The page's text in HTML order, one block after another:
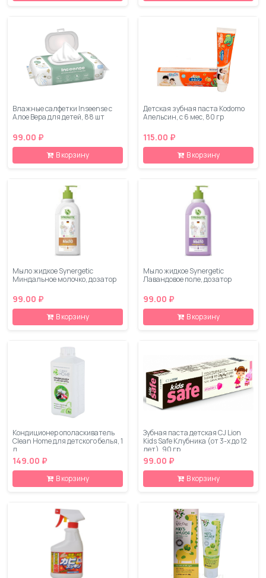
Влажные салфетки Inseense с
Алое Вера для детей, 88 шт
99.00 ₽
В корзину
Детская зубная паста Kodomo
Апельсин, с 6 мес, 80 гр
115.00 ₽
В корзину
Мыло жидкое Synergetic
Миндальное молочко, дозатор
99.00 ₽
В корзину
Мыло жидкое Synergetic
Лавандовое поле, дозатор
99.00 ₽
В корзину
Кондиционер ополаскиватель
Clean Home для детского белья, 1
л
149.00 ₽
В корзину
Зубная паста детская CJ Lion
Kids Safe Клубника (от 3-х до 12
лет), 90 гр
99.00 ₽
В корзину